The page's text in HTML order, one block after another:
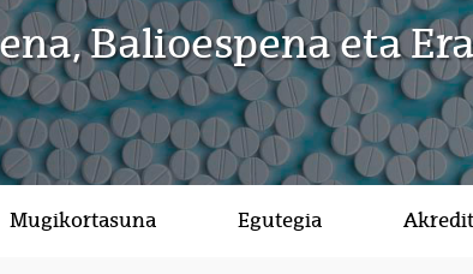
Balioespena eta
Mugikortasuna Egutegia